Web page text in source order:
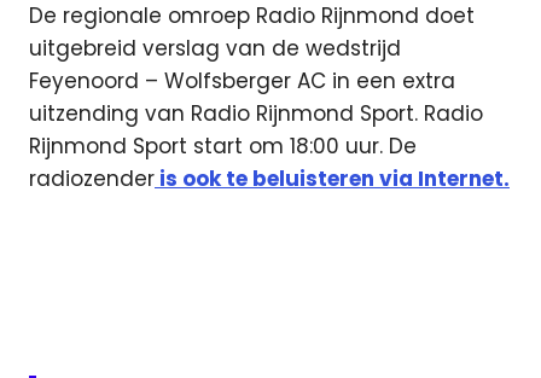
De regionale omroep Radio Rijnmond doet
uitgebreid verslag van de wedstrijd
Feyenoord – Wolfsberger AC in een extra
uitzending van Radio Rijnmond Sport. Radio
Rijnmond Sport start om 18:00 uur. De
radiozender is ook te beluisteren via Internet.